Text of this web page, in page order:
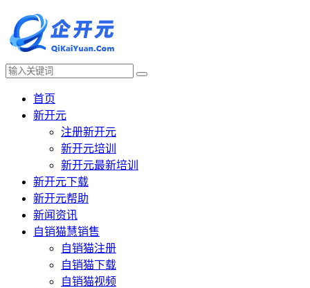
首页
新开元
注册新开元
新开元培训
新开元最新培训
新开元下载
新开元帮助
新闻资讯
自销猫慧销售
自销猫注册
自销猫下载
自销猫视频